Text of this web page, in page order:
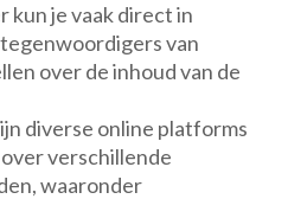
kun je vaak direct in
van
over de inhoud van de
diverse online platforms
verschillende
waaronder